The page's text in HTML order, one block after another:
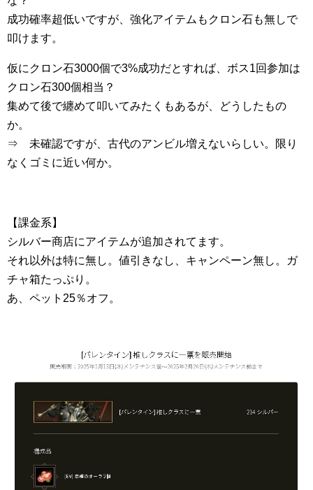
成功確率超低いですが、強化アイテムもクロン石も無しで
叩けます。
仮にクロン石3000個で3%成功だとすれば、ボス1回参加は
クロン石300個相当？
集めて後で纏めて叩いてみたくもあるが、どうしたもの
か。
⇒ 未確認ですが、古代のアンビル増えないらしい。限り
なくゴミに近い何か。
【課金系】
シルバー商店にアイテムが追加されてます。
それ以外は特に無し。値引きなし、キャンペーン無し。ガ
チャ箱たっぷり。
あ、ペット25％オフ。